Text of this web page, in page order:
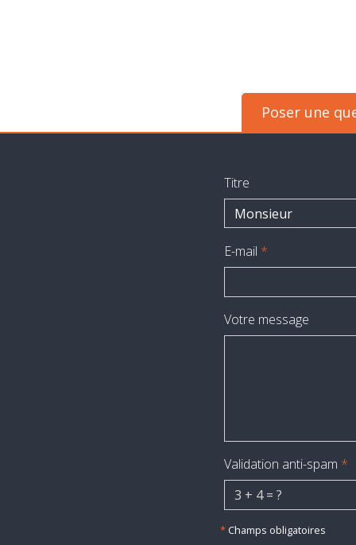
Poser une
Titre
Monsieur
E-mail *
Votre message
Validation anti-spam *
* Champs obligatoires